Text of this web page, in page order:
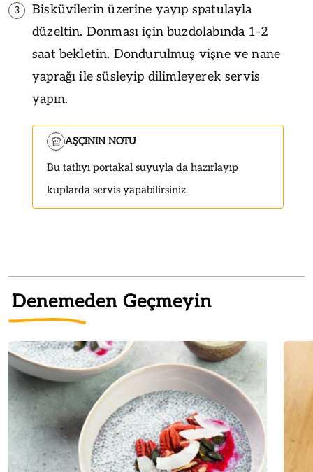
3
Bisküvilerin üzerine yayıp spatulayla
düzeltin. Donması için buzdolabında 1-2
saat bekletin. Dondurulmuş vişne ve nane
yaprağı ile süsleyip dilimleyerek servis
yapın.
AŞÇININ NOTU
Bu tatlıyı portakal suyuyla da hazırlayıp
kuplarda servis yapabilirsiniz.
Denemeden Geçmeyin